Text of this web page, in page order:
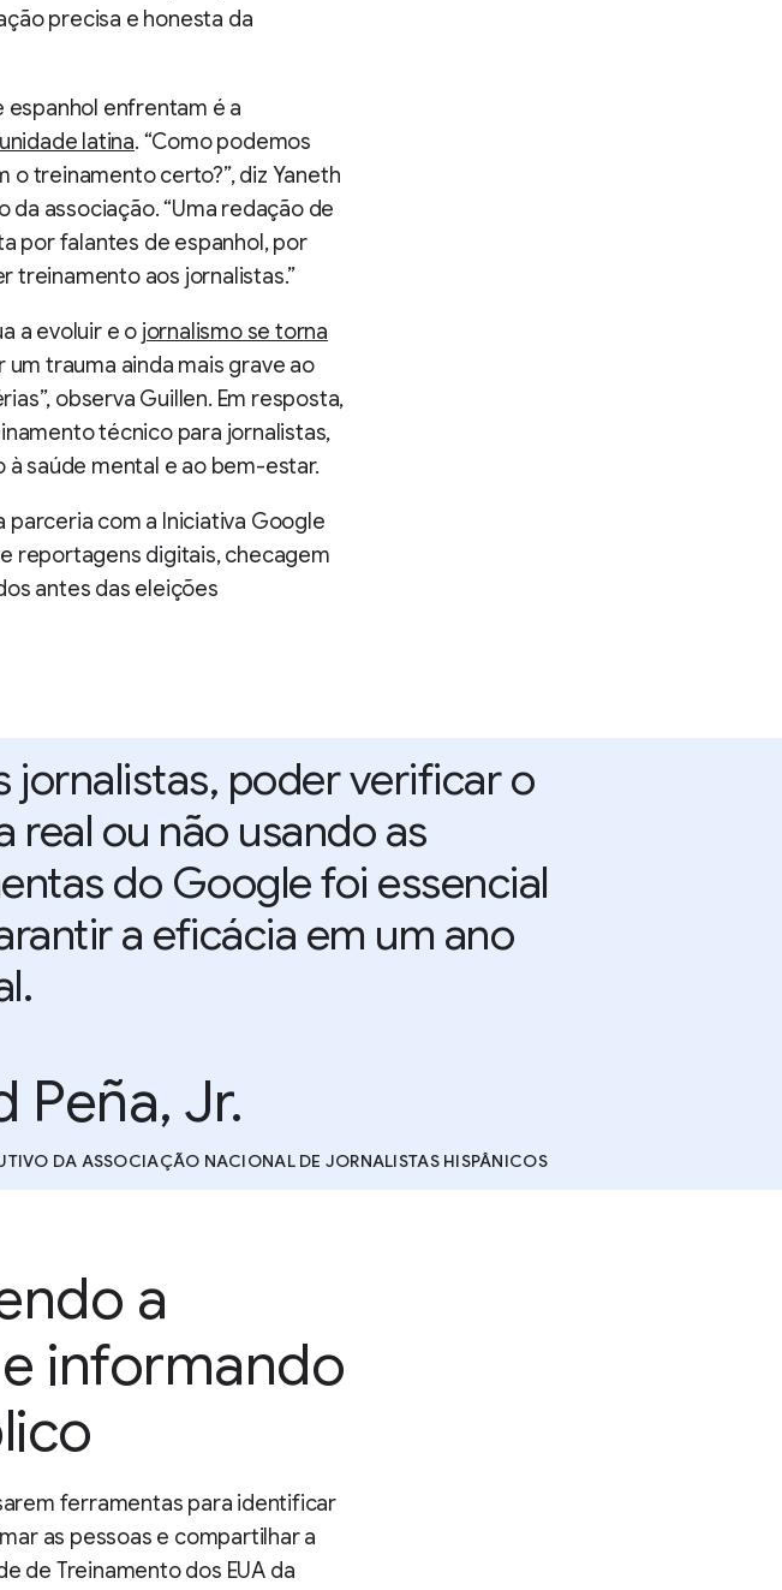
precisa e honesta da
espanhol enfrentam é a
latina. “Como podemos
treinamento certo?”, diz Yaneth
associação. “Uma redação de
por falantes de espanhol, por
treinamento aos jornalistas.”
a evoluir e o jornalismo se torna
um trauma ainda mais grave ao
observa Guillen. Em resposta,
técnico para jornalistas,
saúde mental e ao bem-estar.
parceria com a Iniciativa Google
reportagens digitais, checagem
antes das eleições
jornalistas, poder verificar o
real ou não usando as
do Google foi essencial
a eficácia em um ano
Peña, Jr.
DA ASSOCIAÇÃO NACIONAL DE JORNALISTAS HISPÂNICOS
a
informando
ferramentas para identificar
as pessoas e compartilhar a
de Treinamento dos EUA da